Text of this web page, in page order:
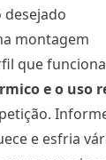
montagem
que
e o uso
e esfria